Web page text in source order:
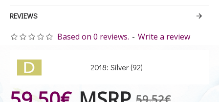
REVIEWS
Based on 0 reviews. - Write a review
2018: Silver (92)
59.52€